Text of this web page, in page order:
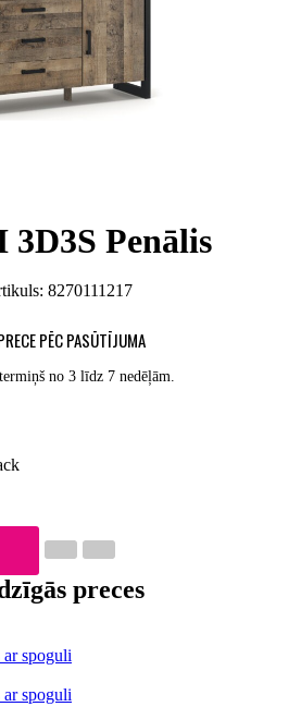
Penālis
8270111217
PĒC PASŪTĪJUMA
no 3 līdz 7 nedēļām.
preces
spoguli
spoguli